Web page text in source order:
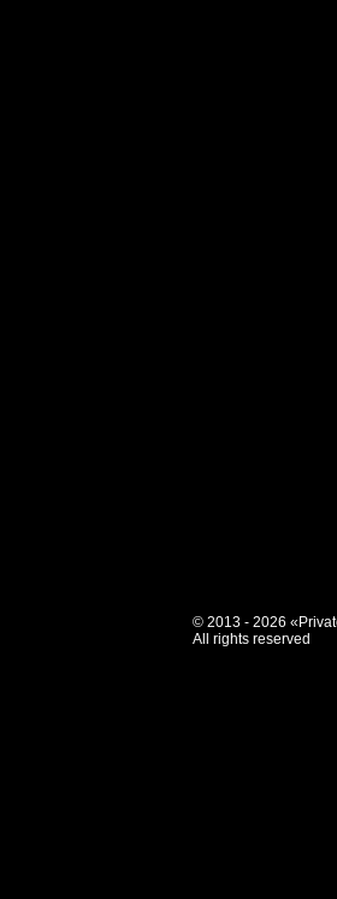
© 2013 - 2026
All rights reserved